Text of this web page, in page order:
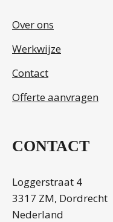
Over ons
Werkwijze
Contact
Offerte aanvragen
CONTACT
Loggerstraat 4
3317 ZM, Dordrecht
Nederland